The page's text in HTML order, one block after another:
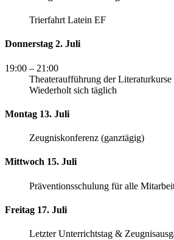
Trierfahrt Latein EF
Donnerstag 2. Juli
19:00 – 21:00
Theateraufführung der Literaturkurse
Wiederholt sich täglich
Montag 13. Juli
Zeugniskonferenz (ganztägig)
Mittwoch 15. Juli
Präventionsschulung für alle
Freitag 17. Juli
Letzter Unterrichtstag &